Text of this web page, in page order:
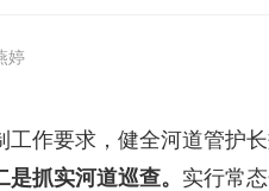
婷
工作要求，健全河道管护
是抓实河道巡查。 实行常